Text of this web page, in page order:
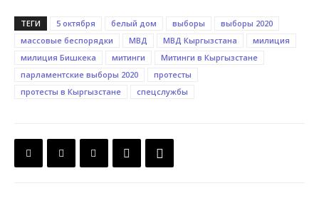
ТЕГИ 5 октября белый дом выборы
выборы 2020
массовые беспорядки
МВД МВД Кыргызстана
милиция
милиция Бишкека
митинги
Митинги в Кыргызстане
парламентские выборы 2020
протесты
протесты в Кыргызстане
спецслужбы